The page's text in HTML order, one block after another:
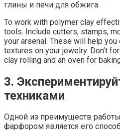
глины и печи для обжига.
To work with polymer clay
tools. Include cutters, stamps,
your arsenal. These will help
textures on your jewelry. Don’t
clay rolling and an oven for
3.
техниками
Одной из преимуществ
фарфором является его